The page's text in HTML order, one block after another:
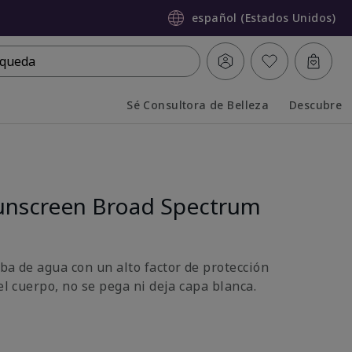
español (Estados Unidos)
Sé Consultora de Belleza Descubre
Broad Spectrum
de agua con un alto factor de protección
cuerpo, no se pega ni deja capa blanca.